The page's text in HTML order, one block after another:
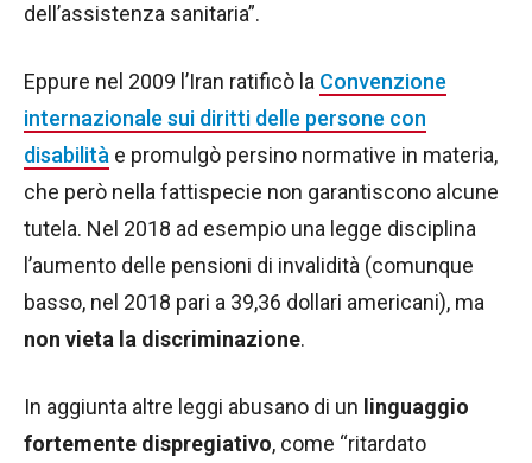
dell’assistenza sanitaria”.
Eppure nel 2009 l’Iran ratificò la Convenzione
internazionale sui diritti delle persone con
disabilità e promulgò persino normative in materia,
che però nella fattispecie non garantiscono alcune
tutela. Nel 2018 ad esempio una legge disciplina
l’aumento delle pensioni di invalidità (comunque
basso, nel 2018 pari a 39,36 dollari americani), ma
non vieta la discriminazione.
In aggiunta altre leggi abusano di un linguaggio
fortemente dispregiativo, come “ritardato